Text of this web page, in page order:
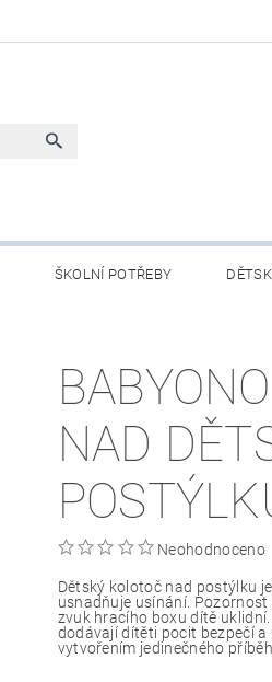
ŠKOLNÍ POTŘEBY
NAD
Neohodnoceno
Dětský kolotoč nad postýlku
usnadňuje usínání.
zvuk hracího boxu dítě
dodávají dítěti pocit bezpečí
vytvořením jedinečného